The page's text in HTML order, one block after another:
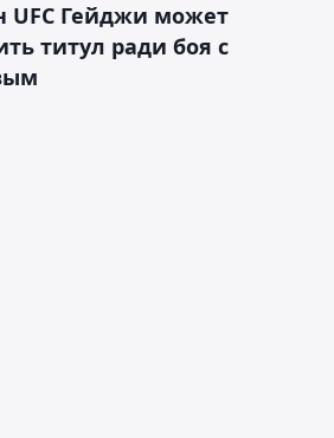
UFC Гейджи может
титул ради боя с